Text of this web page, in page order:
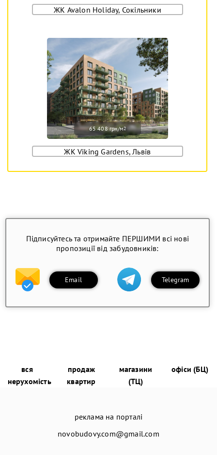
ЖК Avalon Holiday, Сокільники
65 408 грн/м2
ЖК Viking Gardens, Львів
Підписуйтесь та отримайте ПЕРШИМИ всі нові
пропозиції від забудовників:
Email Telegram
вся
нерухомість
продаж
квартир
магазини
(ТЦ)
офіси (БЦ)
реклама на порталі
novobudovy.com@gmail.com